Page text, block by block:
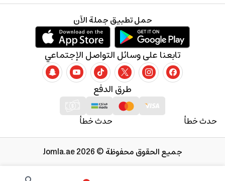
حدث خطأ حدث خطأ
طرق الدفع
تابعنا على وسائل التواصل الإجتماعي
حمل تطبيق جملة الآن
جميع الحقوق محفوظة © 2026 Jomla.ae